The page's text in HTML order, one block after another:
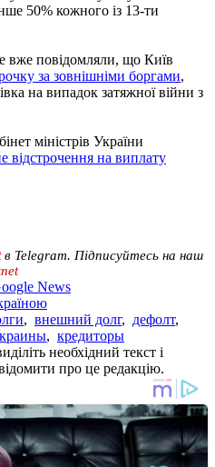
50% кожного із 13-ти
вже повідомляли, що Київ
за зовнішніми боргами,
на випадок затяжної війни з
міністрів України
відстрочення на виплату
в Telegram. Підписуйтесь на наш
News
, внешний долг, дефолт,
, кредиторы
необхідний текст і
про це редакцію.